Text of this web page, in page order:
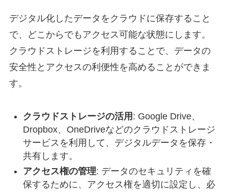
デジタル化したデータをクラウドに保存すること
で、どこからでもアクセス可能な状態にします。
クラウドストレージを利用することで、データの
安全性とアクセスの利便性を高めることができま
す。
クラウドストレージの活用 : Google Drive、
Dropbox、OneDriveなどのクラウドストレージ
サービスを利用して、デジタルデータを保存・
共有します。
アクセス権の管理: データのセキュリティを確
保するために、アクセス権を適切に設定し、必